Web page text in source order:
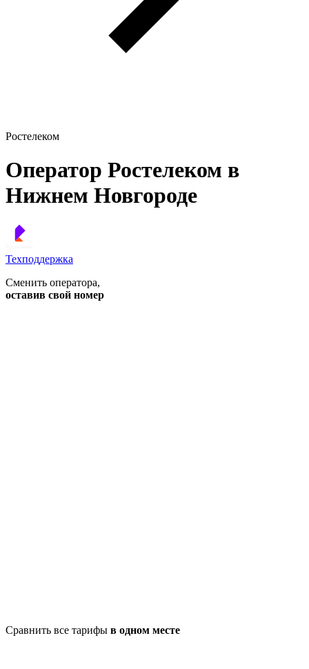
Ростелеком
Оператор Ростелеком в
Нижнем Новгороде
Техподдержка
Сменить оператора,
оставив свой номер
Сравнить все тарифы в одном месте